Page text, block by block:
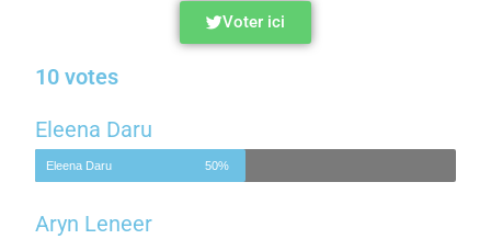
Voter ici
10 votes
Eleena Daru
Eleena Daru 50%
Aryn Leneer